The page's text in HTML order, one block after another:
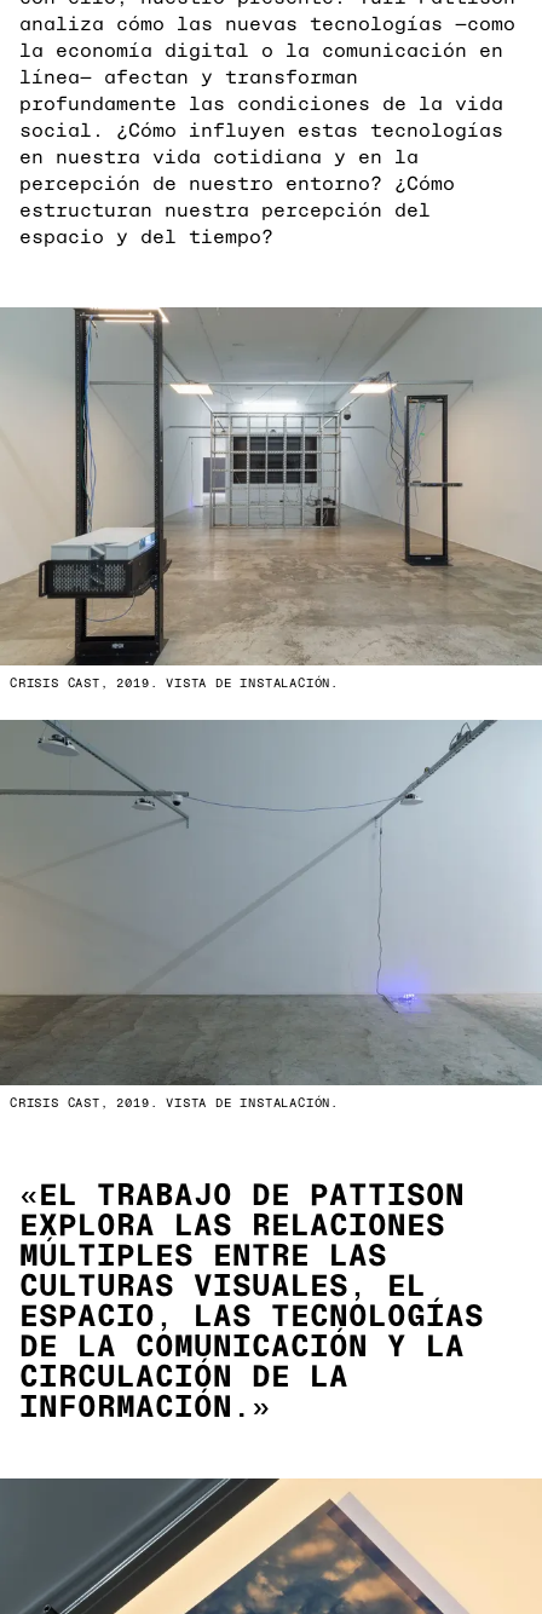
analiza cómo las nuevas tecnologías —como
la economía digital o la comunicación en
línea— afectan y transforman
profundamente las condiciones de la vida
social. ¿Cómo influyen estas tecnologías
en nuestra vida cotidiana y en la
percepción de nuestro entorno? ¿Cómo
estructuran nuestra percepción del
espacio y del tiempo?
CRISIS CAST, 2019. VISTA DE INSTALACIÓN.
CRISIS CAST, 2019. VISTA DE INSTALACIÓN.
«EL TRABAJO DE PATTISON
EXPLORA LAS RELACIONES
MÚLTIPLES ENTRE LAS
CULTURAS VISUALES, EL
ESPACIO, LAS TECNOLOGÍAS
DE LA COMUNICACIÓN Y LA
CIRCULACIÓN DE LA
INFORMACIÓN.»